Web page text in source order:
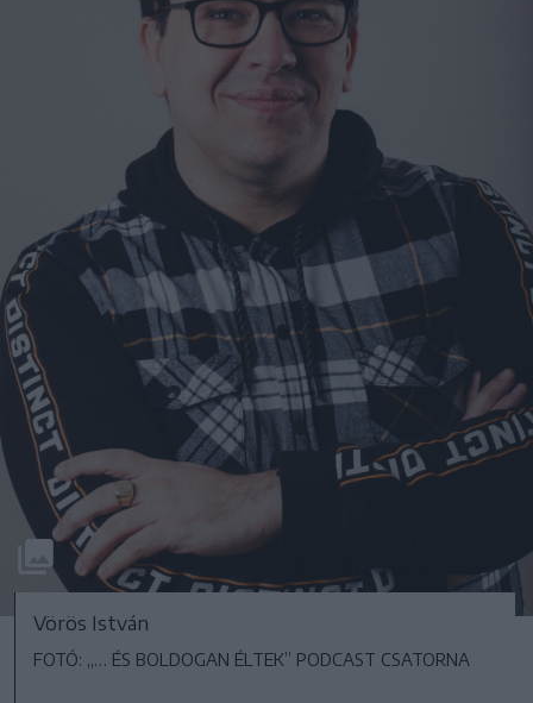
Vörös István
FOTÓ: „… ÉS BOLDOGAN ÉLTEK” PODCAST CSATORNA